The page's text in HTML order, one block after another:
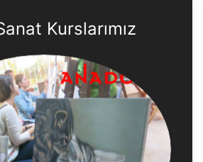
Kurslarımız